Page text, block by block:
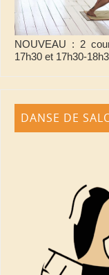
NOUVEAU : 2
17h30 et 17h30-
DANSE DE